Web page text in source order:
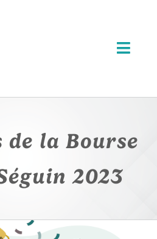
propos
de la Bourse
2023